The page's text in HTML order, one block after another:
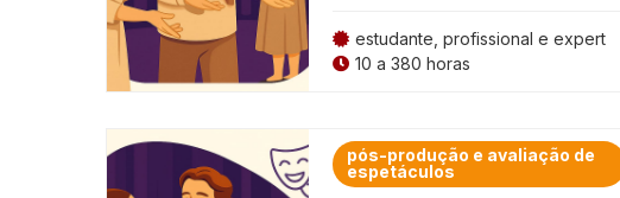
estudante, profissional e expert
10 a 380 horas
pós-produção e avaliação de
espetáculos